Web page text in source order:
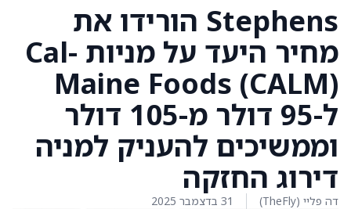
Stephens הורידו את
מחיר היעד על מניות Cal-
Maine Foods (CALM)
ל-95 דולר מ-105 דולר
וממשיכים להעניק למניה
דירוג החזקה
דה פליי (TheFly) 31 בדצמבר 2025